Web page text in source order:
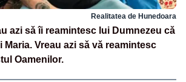
Realitatea de Hunedoara
azi sǎ îi reamintesc lui Dumnezeu cǎ
Maria. Vreau azi sǎ vǎ reamintesc
Oamenilor.